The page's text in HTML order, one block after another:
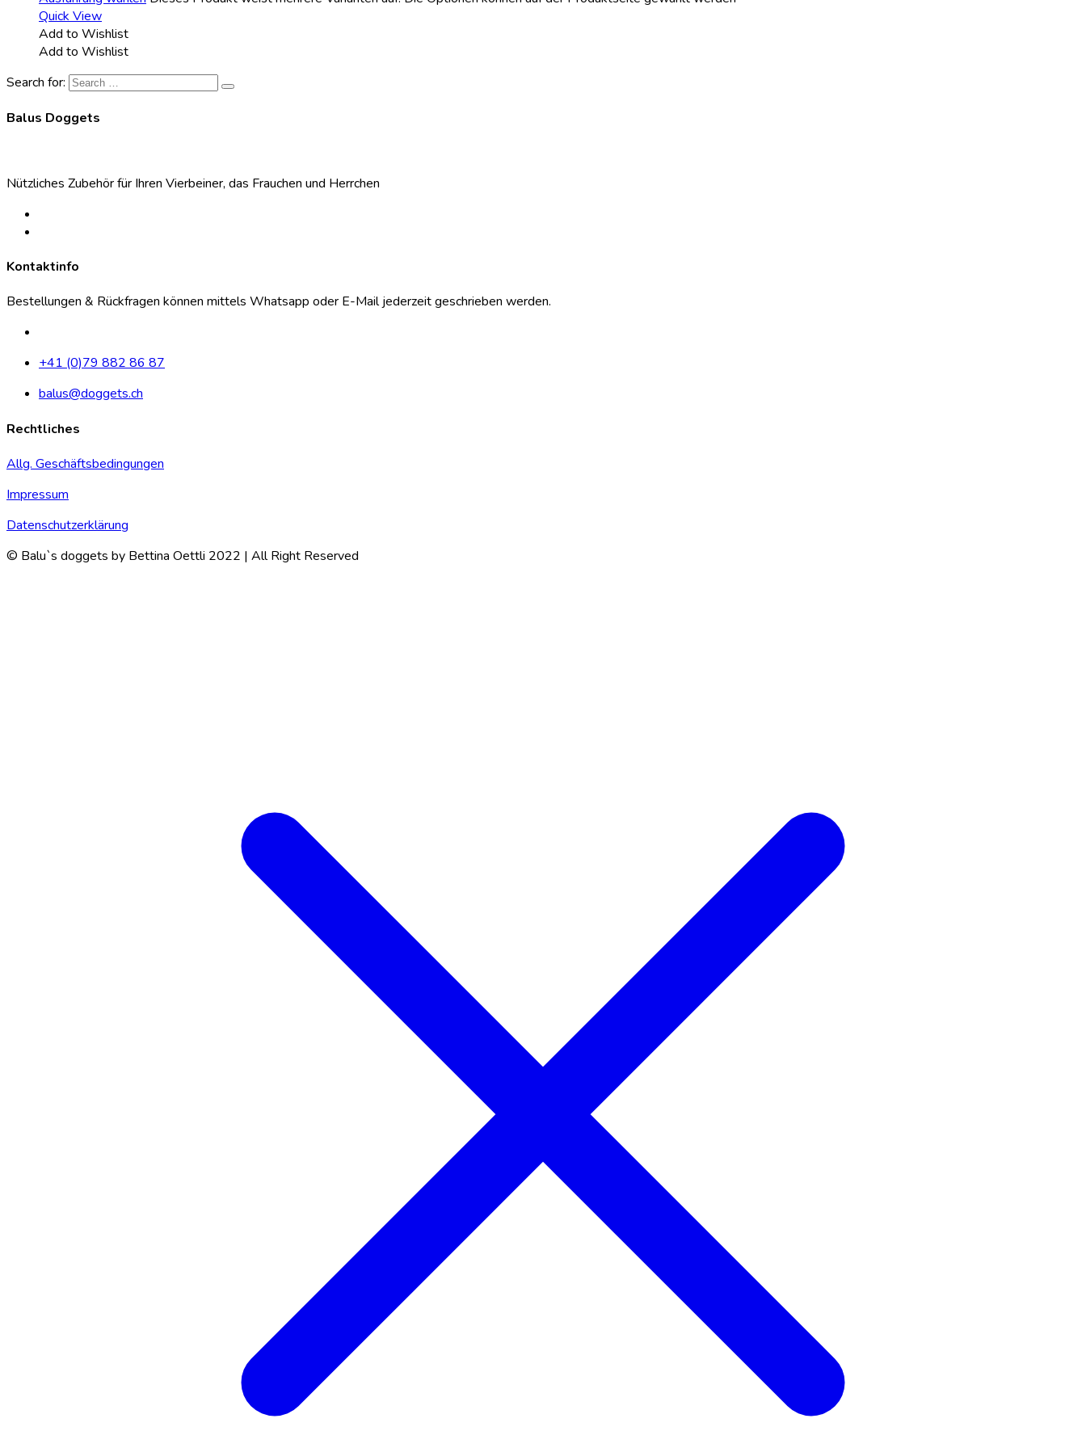
Quick View
Add to Wishlist
Add to Wishlist
Search for:
Balus Doggets
Nützliches Zubehör für Ihren Vierbeiner, das Frauchen und Herrchen
Kontaktinfo
Bestellungen & Rückfragen können mittels Whatsapp oder E-Mail jederzeit geschrieben werden.
+41 (0)79 882 86 87
balus@doggets.ch
Rechtliches
Allg. Geschäftsbedingungen
Impressum
Datenschutzerklärung
© Balu`s doggets by Bettina Oettli 2022 | All Right Reserved